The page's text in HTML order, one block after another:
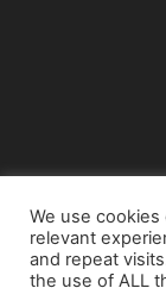
©
We use
relevant
and repeat
the use of ALL